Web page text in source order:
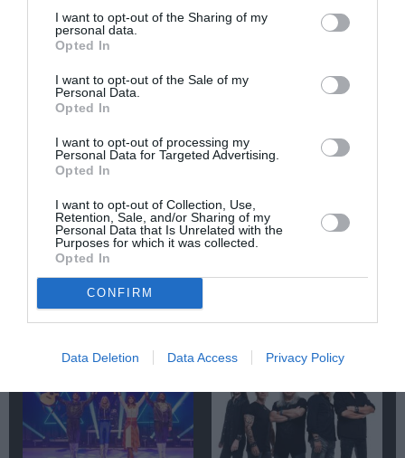
I want to opt-out of the Sharing of my
personal data.
Opted In
I want to opt-out of the Sale of my
Personal Data.
Opted In
I want to opt-out of processing my
Personal Data for Targeted Advertising.
Opted In
I want to opt-out of Collection, Use,
Retention, Sale, and/or Sharing of my
Personal Data that Is Unrelated with the
Purposes for which it was collected.
Opted In
CONFIRM
Data Deletion Data Access Privacy Policy
ΚΙΝΗΜΑΤΟΓΡΑΦΙΚΑ ΦΕΣΤΙΒΑΛ ΜΙΚΗΣ ΘΕΟΔΩΡΑΚΗΣ
Κάθε βδομάδα στο e-mail σας τα τελευταία νέα για
την Τέχνη και τον Πολιτισμό!
Ακολουθήστε το Culturenow.gr